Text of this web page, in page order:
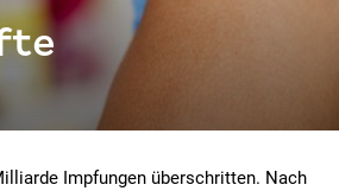
Impfungen überschritten. Nach